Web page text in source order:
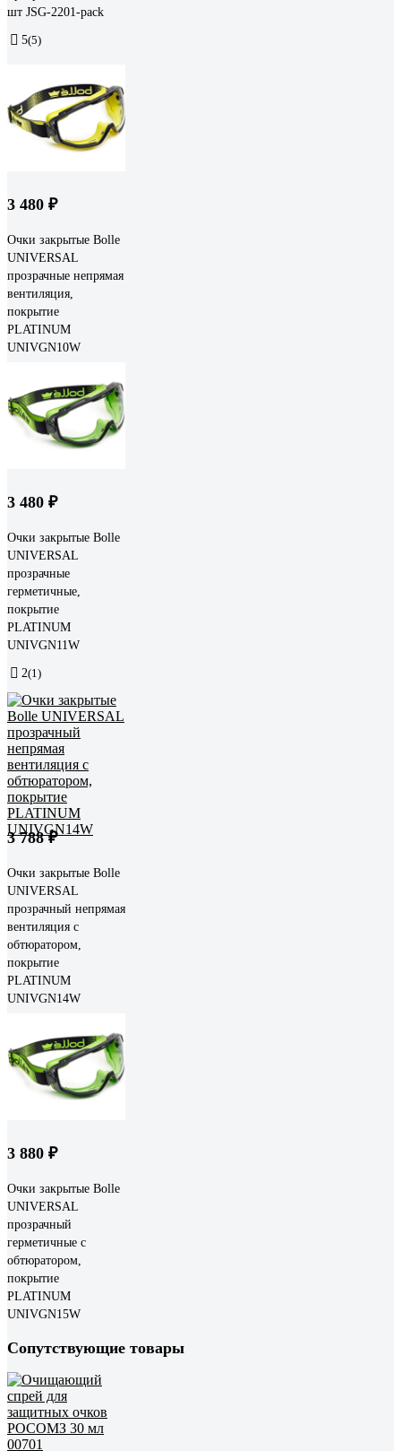
шт JSG-2201-pack
5(5)
3 480 ₽
Очки закрытые Bolle
UNIVERSAL
прозрачные непрямая
вентиляция,
покрытие
PLATINUM
UNIVGN10W
3 480 ₽
Очки закрытые Bolle
UNIVERSAL
прозрачные
герметичные,
покрытие
PLATINUM
UNIVGN11W
2(1)
3 788 ₽
Очки закрытые Bolle
UNIVERSAL
прозрачный непрямая
вентиляция с
обтюратором,
покрытие
PLATINUM
UNIVGN14W
3 880 ₽
Очки закрытые Bolle
UNIVERSAL
прозрачный
герметичные с
обтюратором,
покрытие
PLATINUM
UNIVGN15W
Сопутствующие товары